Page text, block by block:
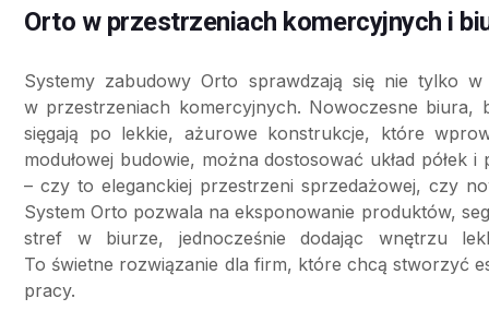
Orto w przestrzeniach komercyjnych i
Systemy zabudowy Orto sprawdzają się nie tylko
w przestrzeniach komercyjnych. Nowoczesne biura,
sięgają po lekkie, ażurowe konstrukcje, które
modułowej budowie, można dostosować układ półek
– czy to eleganckiej przestrzeni sprzedażowej, czy
System Orto pozwala na eksponowanie produktów,
stref w biurze, jednocześnie dodając wnętrzu
To świetne rozwiązanie dla firm, które chcą stworzyć
pracy.